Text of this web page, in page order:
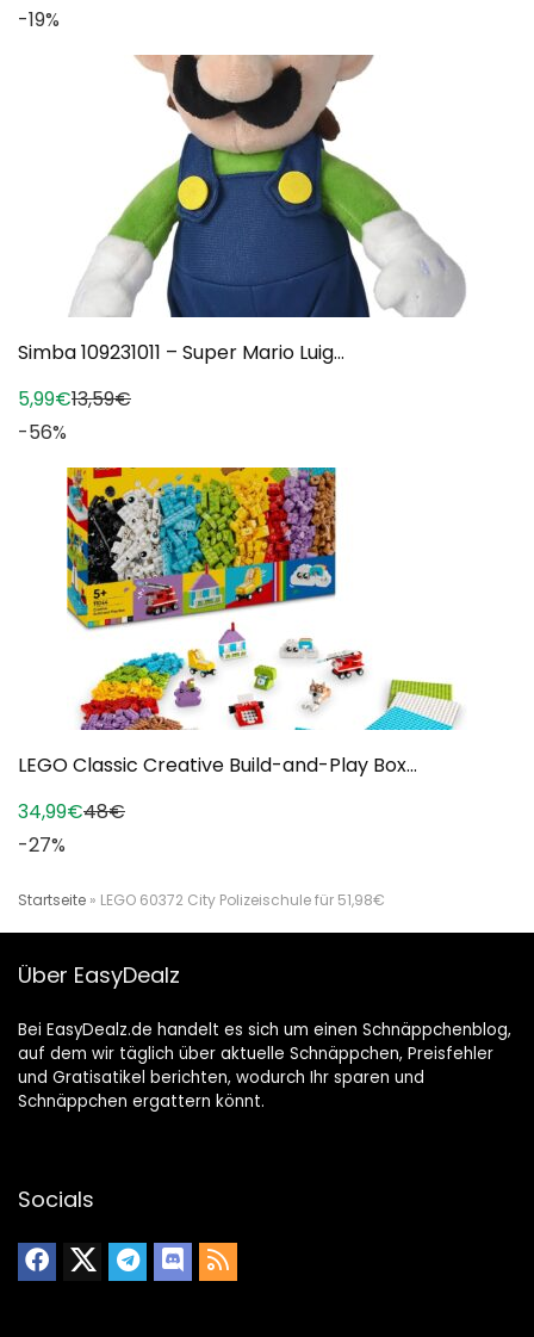
-19%
Simba 109231011 – Super Mario Luig...
5,99€13,59€
-56%
LEGO Classic Creative Build-and-Play Box...
34,99€48€
-27%
Startseite » LEGO 60372 City Polizeischule für 51,98€
Über EasyDealz
Bei EasyDealz.de handelt es sich um einen Schnäppchenblog,
auf dem wir täglich über aktuelle Schnäppchen, Preisfehler
und Gratisatikel berichten, wodurch Ihr sparen und
Schnäppchen ergattern könnt.
Socials